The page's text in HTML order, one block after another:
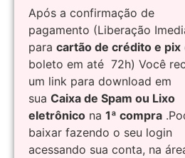
Após a confirmação de
pagamento (Liberação
para cartão de crédito e pix
boleto em até 72h) Você
um link para download em
sua Caixa de Spam ou Lixo
eletrônico na 1ª compra
baixar fazendo o seu login
acessando sua conta, na